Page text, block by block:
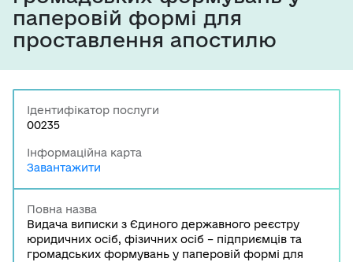
паперовій формі для
проставлення апостилю
Ідентифікатор послуги
00235
Інформаційна карта
Завантажити
Повна назва
Видача виписки з Єдиного державного реєстру
юридичних осіб, фізичних осіб – підприємців та
громадських формувань у паперовій формі для